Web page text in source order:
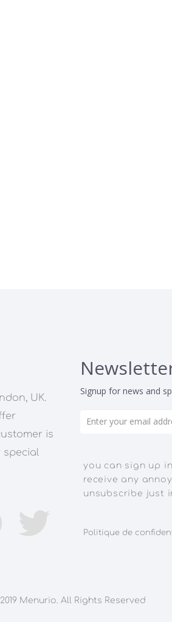
UK.
is
special
Signup for news and
you can sign up
receive any
unsubscribe just
Politique de
Menurio. All Rights Reserved